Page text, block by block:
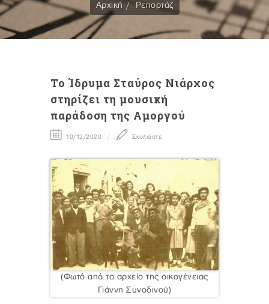
Αρχική Ρεπορτάζ
Το Ίδρυμα Σταύρος Νιάρχος
στηρίζει τη μουσική
παράδοση της Αμοργού
10/12/2020 Σχολιάστε
(Φωτό από το αρχείο της οικογένειας
Γιάννη Συνοδινού)